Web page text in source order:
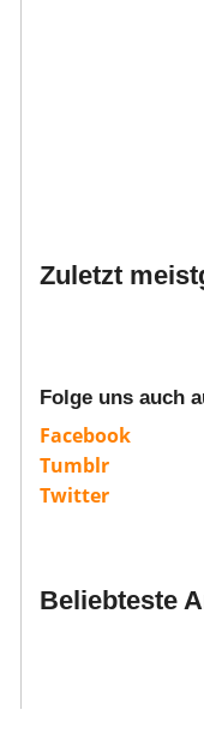
Zuletzt
Folge uns auch
Facebook
Tumblr
Twitter
Beliebteste